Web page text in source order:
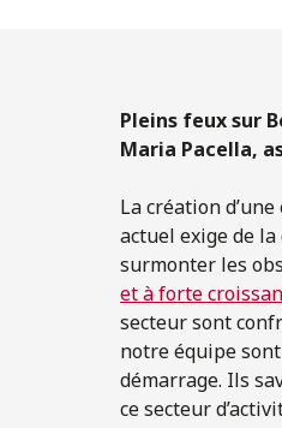
Pleins feux sur
Maria Pacella,
La création
actuel exige de
surmonter les
et à forte
secteur sont
notre équipe
démarrage. Ils
ce secteur